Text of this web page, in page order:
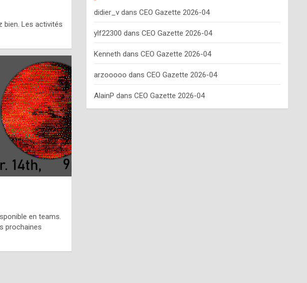
bien. Les activités
en teams.
prochaines
didier_vdans CEO Gazette 2026-04
ylf22300 dans CEO Gazette 2026-04
Kenneth dans CEO Gazette 2026-04
arzooooo dans CEO Gazette 2026-04
AlainP dans CEO Gazette 2026-04